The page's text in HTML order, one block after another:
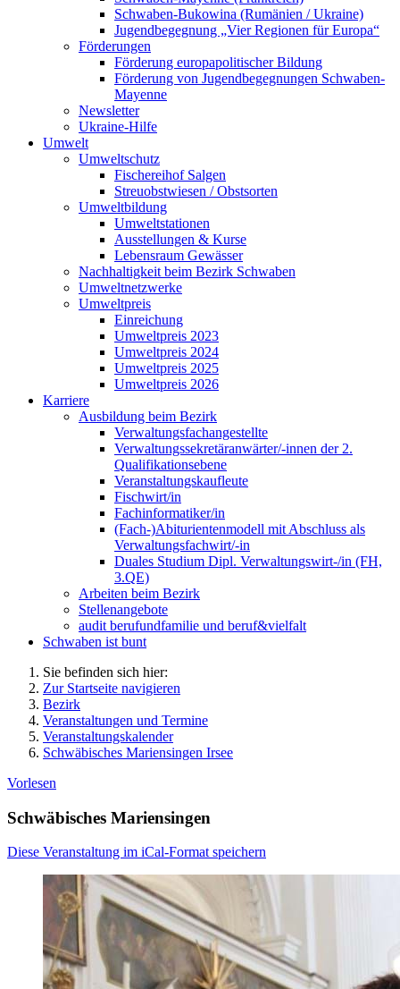
Schwaben-Bukowina (Rumänien / Ukraine)
Jugendbegegnung „Vier Regionen für Europa“
Förderungen
Förderung europapolitischer Bildung
Förderung von Jugendbegegnungen Schwaben-
Mayenne
Newsletter
Ukraine-Hilfe
Umwelt
Umweltschutz
Fischereihof Salgen
Streuobstwiesen / Obstsorten
Umweltbildung
Umweltstationen
Ausstellungen & Kurse
Lebensraum Gewässer
Nachhaltigkeit beim Bezirk Schwaben
Umweltnetzwerke
Umweltpreis
Einreichung
Umweltpreis 2023
Umweltpreis 2024
Umweltpreis 2025
Umweltpreis 2026
Karriere
Ausbildung beim Bezirk
Verwaltungsfachangestellte
Verwaltungssekretäranwärter/-innen der 2.
Qualifikationsebene
Veranstaltungskaufleute
Fischwirt/in
Fachinformatiker/in
(Fach-)Abiturientenmodell mit Abschluss als
Verwaltungsfachwirt/-in
Duales Studium Dipl. Verwaltungswirt-/in (FH,
3.QE)
Arbeiten beim Bezirk
Stellenangebote
audit berufundfamilie und beruf&vielfalt
Schwaben ist bunt
Sie befinden sich hier:
Zur Startseite navigieren
Bezirk
Veranstaltungen und Termine
Veranstaltungskalender
Schwäbisches Mariensingen Irsee
Vorlesen
Schwäbisches Mariensingen
Diese Veranstaltung im iCal-Format speichern